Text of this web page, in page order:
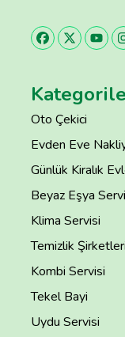
Oto Çekici
Evden Eve
Günlük Kiralık
Beyaz Eşya
Klima Servisi
Temizlik Şirketleri
Kombi Servisi
Tekel Bayi
Uydu Servisi